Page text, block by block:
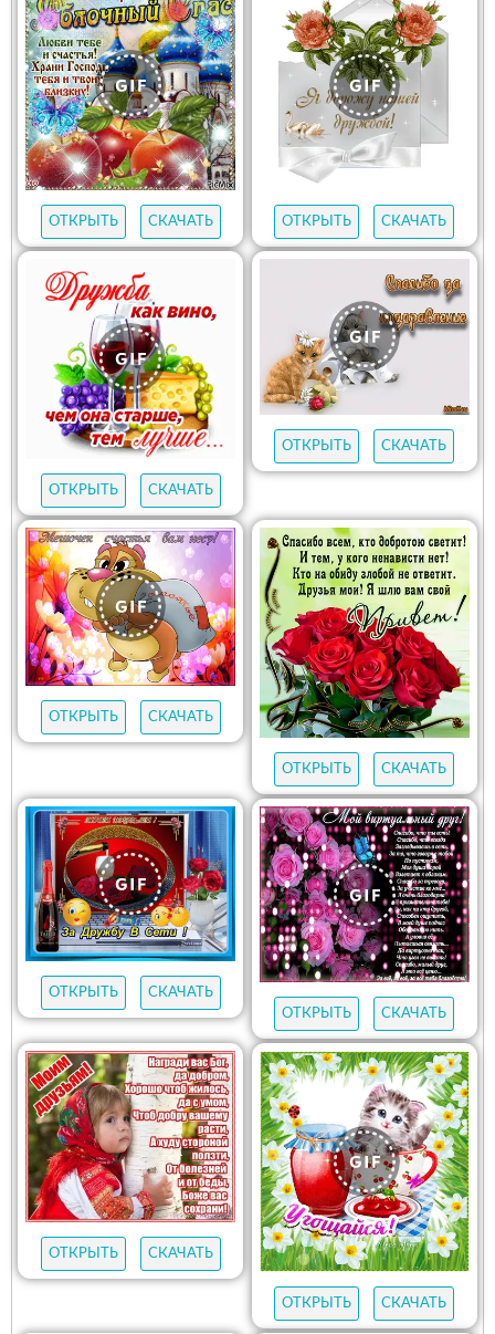
ОТКРЫТЬ СКАЧАТЬ ОТКРЫТЬ СКАЧАТЬ
ОТКРЫТЬ СКАЧАТЬ
ОТКРЫТЬ СКАЧАТЬ
ОТКРЫТЬ СКАЧАТЬ
ОТКРЫТЬ СКАЧАТЬ
ОТКРЫТЬ
СКАЧАТЬ
ОТКРЫТЬ
СКАЧАТЬ
ОТКРЫТЬ СКАЧАТЬ
ОТКРЫТЬ СКАЧАТЬ